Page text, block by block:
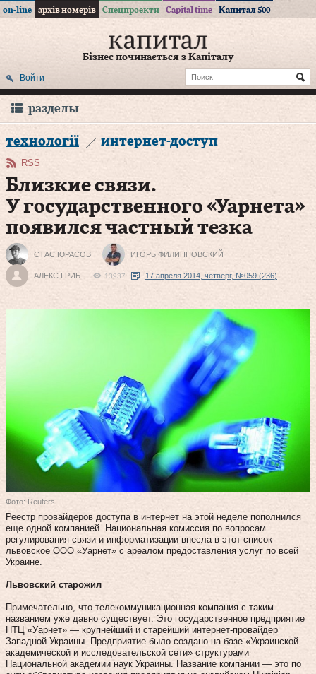
on-line архів номерів Спецпроекти Capital time Капитал 500
Бізнес починається з Капіталу
Войти
разделы
технології интернет-доступ
RSS
Близкие связи.
У государственного «Уарнета»
появился частный тезка
СТАC ЮРАСОВ ИГОРЬ ФИЛИППОВСКИЙ
АЛЕКС ГРИБ 13937 17 апреля 2014, четверг, №059 (236)
Фото: Reuters
Реестр провайдеров доступа в интернет на этой неделе пополнился
еще одной компанией. Национальная комиссия по вопросам
регулирования связи и информатизации внесла в этот список
львовское ООО «Уарнет» с ареалом предоставления услуг по всей
Украине.
Львовский старожил
Примечательно, что телекоммуникационная компания с таким
названием уже давно существует. Это государственное предприятие
НТЦ «Уарнет» — крупнейший и старейший интернет-провайдер
Западной Украины. Предприятие было создано на базе «Украинской
академической и исследовательской сети» структурами
Национальной академии наук Украины. Название компании — это по